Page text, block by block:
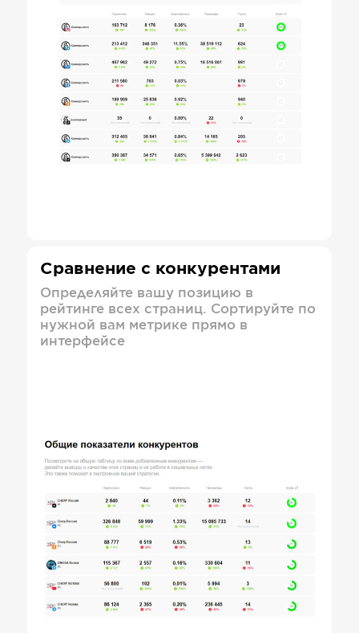
Сравнение с конкурентами
Определяйте вашу позицию в
рейтинге всех страниц. Сортируйте по
нужной вам метрике прямо в
интерфейсе